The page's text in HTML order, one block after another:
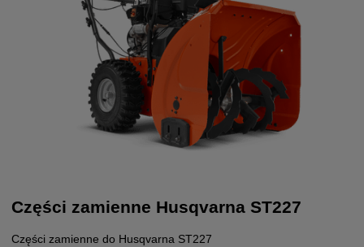
Części zamienne Husqvarna ST227
Części zamienne do Husqvarna ST227